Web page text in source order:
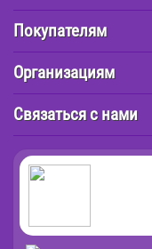
Покупателям
Организациям
Связаться с нами